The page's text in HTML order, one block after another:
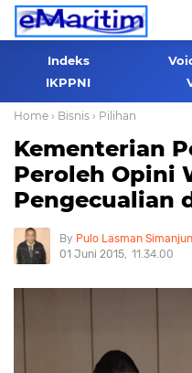
Indeks
IKPPNI
Home › Bisnis › Pilihan
Kementerian
Peroleh Opini
Pengecualian
Pulo Lasman
01 Juni 2015 11.34.00